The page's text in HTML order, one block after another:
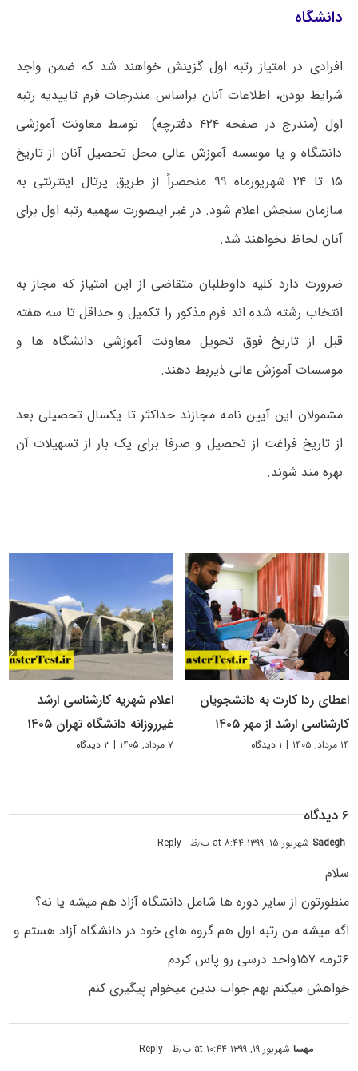
دانشگاه
افرادی در امتیاز رتبه اول گزینش خواهند شد که ضمن واجد
شرایط بودن، اطلاعات آنان براساس مندرجات فرم تاییدیه رتبه
اول (مندرج در صفحه ۴۲۴ دفترچه) توسط معاونت آموزشی
دانشگاه و یا موسسه آموزش عالی محل تحصیل آنان از تاریخ
۱۵ تا ۲۴ شهریورماه ۹۹ منحصراً از طریق پرتال اینترنتی به
سازمان سنجش اعلام شود. در غیر اینصورت سهمیه رتبه اول برای
آنان لحاظ نخواهند شد.
ضرورت دارد کلیه داوطلبان متقاضی از این امتیاز که مجاز به
انتخاب رشته شده اند فرم مذکور را تکمیل و حداقل تا سه هفته
قبل از تاریخ فوق تحویل معاونت آموزشی دانشگاه ها و
موسسات آموزش عالی ذیربط دهند.
مشمولان این آیین نامه مجازند حداکثر تا یکسال تحصیلی بعد
از تاریخ فراغت از تحصیل و صرفا برای یک بار از تسهیلات آن
بهره مند شوند.
اعطای ردا کارت به دانشجویان
کارشناسی ارشد از مهر ۱۴۰۵
۱۴ مرداد, ۱۴۰۵ | ۱ دیدگاه
اعلام شهریه کارشناسی ارشد
غیرروزانه دانشگاه تهران ۱۴۰۵
۷ مرداد, ۱۴۰۵ | ۳ دیدگاه
۶ دیدگاه
Sadegh شهریور ۱۵, ۱۳۹۹ at ۸:۴۴ ب٫ظ - Reply
سلام
منظورتون از سایر دوره ها شامل دانشگاه آزاد هم میشه یا نه؟
اگه میشه من رتبه اول هم گروه های خود در دانشگاه آزاد هستم و
۶ترمه ۱۵۷واحد درسی رو پاس کردم
خواهش میکنم بهم جواب بدین میخوام پیگیری کنم
مهساشهریور ۱۹, ۱۳۹۹ at ۱۰:۴۴ ب٫ظ - Reply